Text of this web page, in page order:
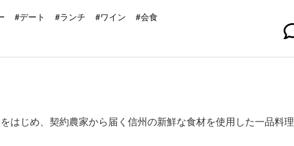
#デート #ランチ #ワイン
#会食
はじめ、契約農家から届く信州の新鮮な食材を使用した一品料理